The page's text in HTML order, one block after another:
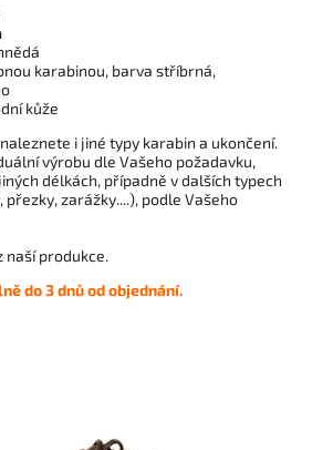
karabinou, barva stříbrná,
kůže
i jiné typy karabin a ukončení.
výrobu dle Vašeho požadavku,
délkách, případně v dalších typech
zarážky....), podle Vašeho
naší produkce.
do 3 dnů od objednání.